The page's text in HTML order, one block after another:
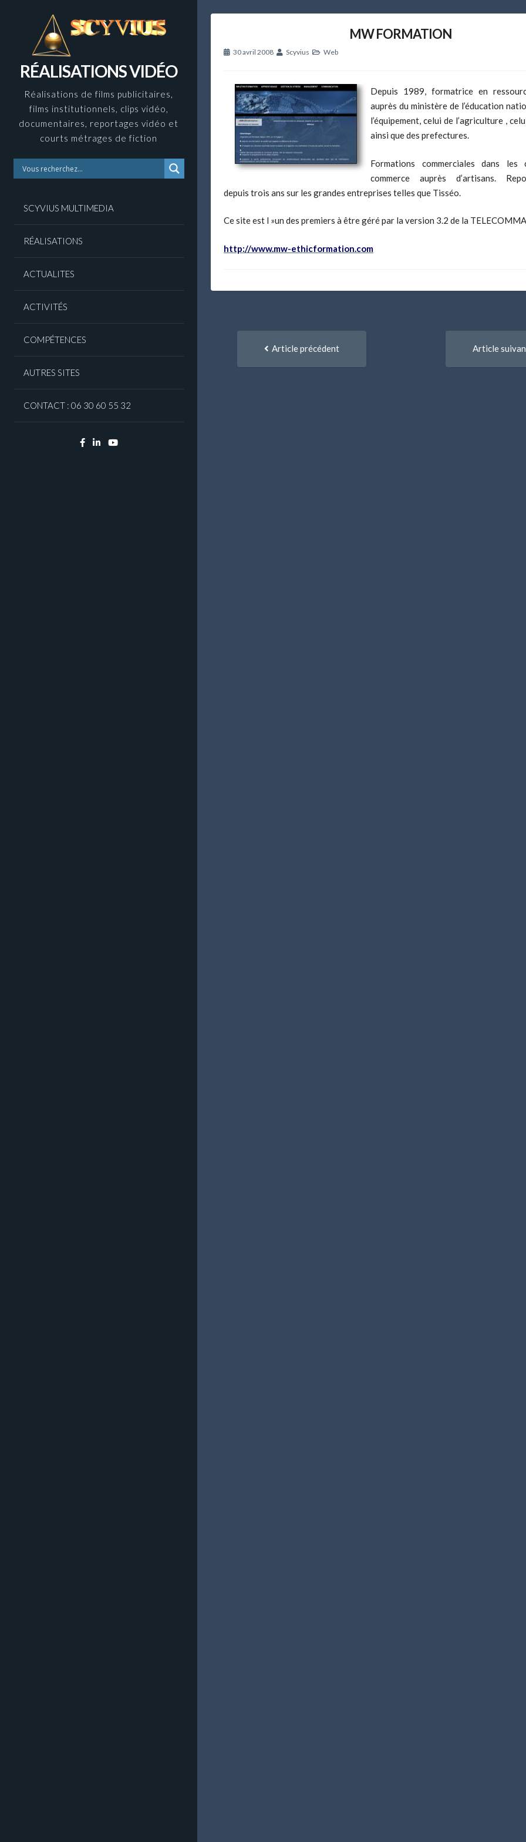
RÉALISATIONS VIDÉO
Réalisations de films publicitaires,
films institutionnels, clips vidéo,
documentaires, reportages vidéo et
courts métrages de fiction
SCYVIUS MULTIMEDIA
RÉALISATIONS
ACTUALITES
ACTIVITÉS
COMPÉTENCES
AUTRES SITES
CONTACT : 06 30 60 55 32
Facebook
LinkedinYouTube
MW FORMATION
30 avril 2008 Scyvius Web
Depuis 1989, formatrice en
auprès du ministère de l’éducation
l’équipement, celui de l’agriculture ,
ainsi que des prefectures.
Formations commerciales dans les
commerce auprès d’artisans.
depuis trois ans sur les grandes entreprises telles que Tisséo.
Ce site est l »un des premiers à être géré par la version 3.2 de la
http://www.mw-ethicformation.com
entre
Article précédent
:
Article